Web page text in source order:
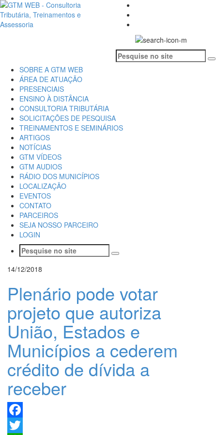
SOBRE A GTM WEB
ÁREA DE ATUAÇÃO
PRESENCIAIS
ENSINO À DISTÂNCIA
CONSULTORIA TRIBUTÁRIA
SOLICITAÇÕES DE PESQUISA
TREINAMENTOS E SEMINÁRIOS
ARTIGOS
NOTÍCIAS
GTM VÍDEOS
GTM AUDIOS
RÁDIO DOS MUNICÍPIOS
LOCALIZAÇÃO
EVENTOS
CONTATO
PARCEIROS
SEJA NOSSO PARCEIRO
LOGIN
14/12/2018
Plenário pode votar
projeto que autoriza
União, Estados e
Municípios a cederem
crédito de dívida a
receber
Facebook